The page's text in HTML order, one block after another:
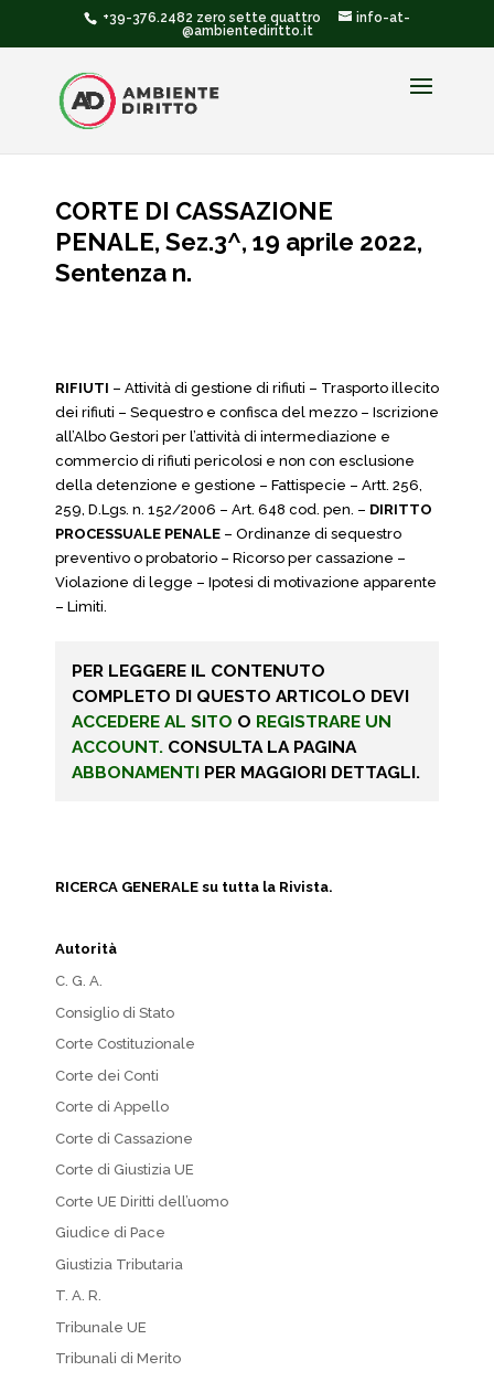
+39-376.2482 zero sette quattro
info-at-
@ambientediritto.it
CORTE DI CASSAZIONE
PENALE, Sez.3^, 19 aprile 2022,
Sentenza n.
RIFIUTI – Attività di gestione di rifiuti – Trasporto illecito
dei rifiuti – Sequestro e confisca del mezzo – Iscrizione
all’Albo Gestori per l’attività di intermediazione e
commercio di rifiuti pericolosi e non con esclusione
della detenzione e gestione – Fattispecie – Artt. 256,
259, D.Lgs. n. 152/2006 – Art. 648 cod. pen. – DIRITTO
PROCESSUALE PENALE – Ordinanze di sequestro
preventivo o probatorio – Ricorso per cassazione –
Violazione di legge – Ipotesi di motivazione apparente
– Limiti.
PER LEGGERE IL CONTENUTO
COMPLETO DI QUESTO ARTICOLO DEVI
ACCEDERE AL SITO O REGISTRARE UN
ACCOUNT. CONSULTA LA PAGINA
ABBONAMENTI PER MAGGIORI DETTAGLI.
RICERCA GENERALE su tutta la Rivista.
Autorità
C. G. A.
Consiglio di Stato
Corte Costituzionale
Corte dei Conti
Corte di Appello
Corte di Cassazione
Corte di Giustizia UE
Corte UE Diritti dell’uomo
Giudice di Pace
Giustizia Tributaria
T. A. R.
Tribunale UE
Tribunali di Merito